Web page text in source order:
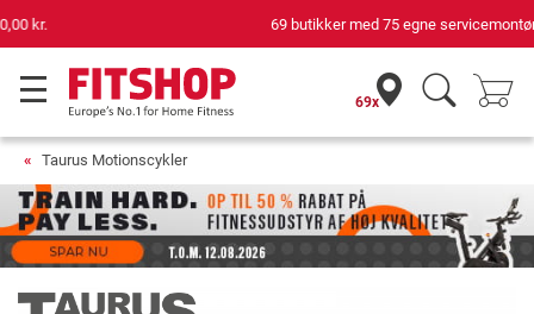
69 butikker med 75 egne servicemontører
69x
Taurus Motionscykler